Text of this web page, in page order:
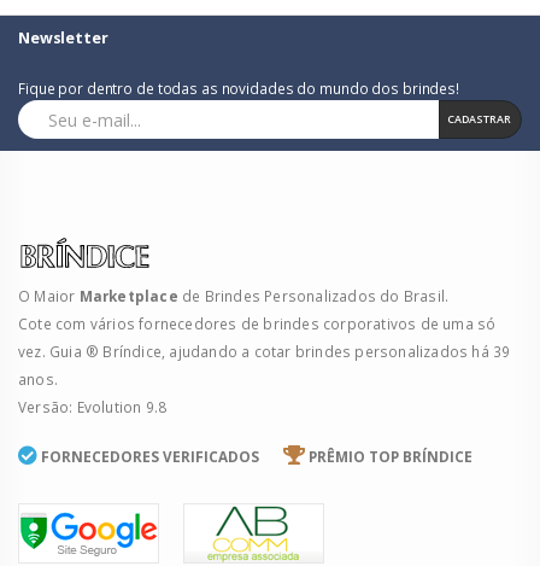
Newsletter
Fique por dentro de todas as novidades do mundo dos brindes!
CADASTRAR
O Maior Marketplace de Brindes Personalizados do Brasil.
Cote com vários fornecedores de brindes corporativos de uma só
vez. Guia ® Bríndice, ajudando a cotar brindes personalizados há 39
anos.
Versão: Evolution 9.8
FORNECEDORES VERIFICADOS PRÊMIO TOP BRÍNDICE